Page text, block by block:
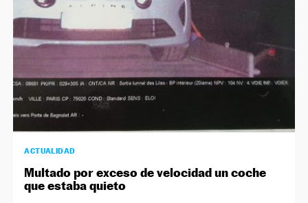
ACTUALIDAD
Multado por exceso de velocidad un coche
que estaba quieto